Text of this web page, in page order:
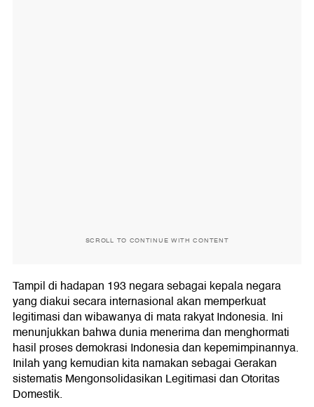
SCROLL TO CONTINUE WITH CONTENT
Tampil di hadapan 193 negara sebagai kepala negara
yang diakui secara internasional akan memperkuat
legitimasi dan wibawanya di mata rakyat Indonesia. Ini
menunjukkan bahwa dunia menerima dan menghormati
hasil proses demokrasi Indonesia dan kepemimpinannya.
Inilah yang kemudian kita namakan sebagai Gerakan
sistematis Mengonsolidasikan Legitimasi dan Otoritas
Domestik.